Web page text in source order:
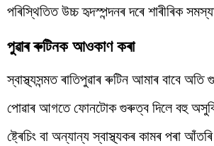
পৰিস্থিতিত উচ্চ হৃদস্পন্দনৰ দৰে শাৰীৰিক
পুৱাৰ ৰুটিনক আওকাণ কৰা
স্বাস্থ্যসন্মত ৰাতিপুৱাৰ ৰুটিন আমাৰ বাবে
পোৱাৰ আগতে ফোনটোক গুৰুত্ব দিলে বহু
ষ্ট্ৰেচিং বা অন্যান্য স্বাস্থ্যকৰ কামৰ পৰা